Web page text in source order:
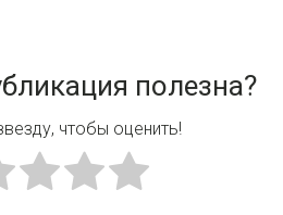
полезна?
чтобы оценить!